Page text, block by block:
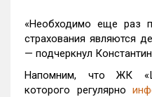
«Необходимо еще раз
страхования являются
— подчеркнул
Напомним, что ЖК
которого регулярно